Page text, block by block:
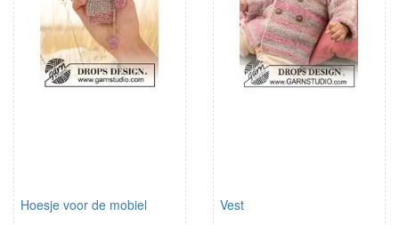
Hoesje voor de mobiel Vest